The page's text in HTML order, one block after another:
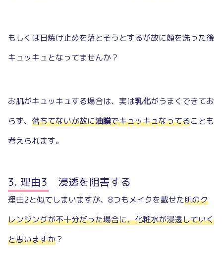
もしくは日焼け止めを落とそうとするが故に顔を洗った後
キュッキュとなってませんか？
お肌がキュッキュする場合は、実は乳化がうまくできてお
らず、 落ちてないが故に油膜でキュッキュなってることも
考えられます。
理由3 浸透を阻害する
理由2と似てしまいますが、8つもメイクを載せた肌のク
レンジングが不十分だった場合に、化粧水が浸透していく
と思いますか？